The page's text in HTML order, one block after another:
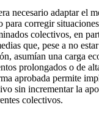
necesario adaptar el
para corregir
colectivos, en
que, pese a no
asumían una carga
prolongados o de
aprobada permite
sin incrementar la
colectivos.